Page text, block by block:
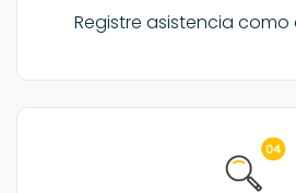
Registre asistencia